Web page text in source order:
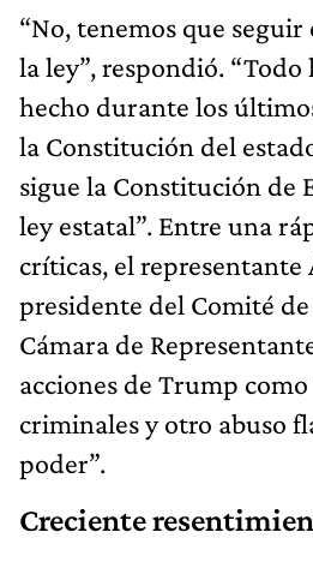
“No, tenemos que seguir
la ley”, respondió. “Todo
hecho durante los
la Constitución del
sigue la Constitución de
ley estatal”. Entre una
críticas, el representante
presidente del Comité
Cámara de
acciones de Trump
criminales y otro abuso
poder”.
Creciente